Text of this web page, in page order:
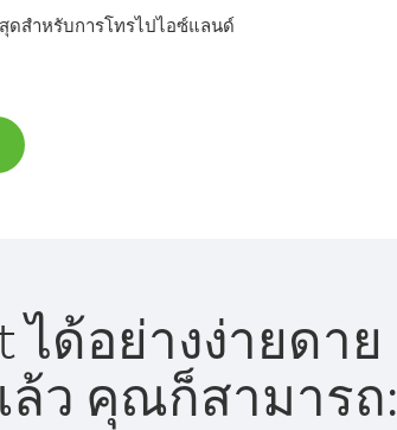
ดสำหรับการโทรไปไอซ์แลนด์
ด้อย่างง่ายดาย
ล้ว คุณก็สามารถ: